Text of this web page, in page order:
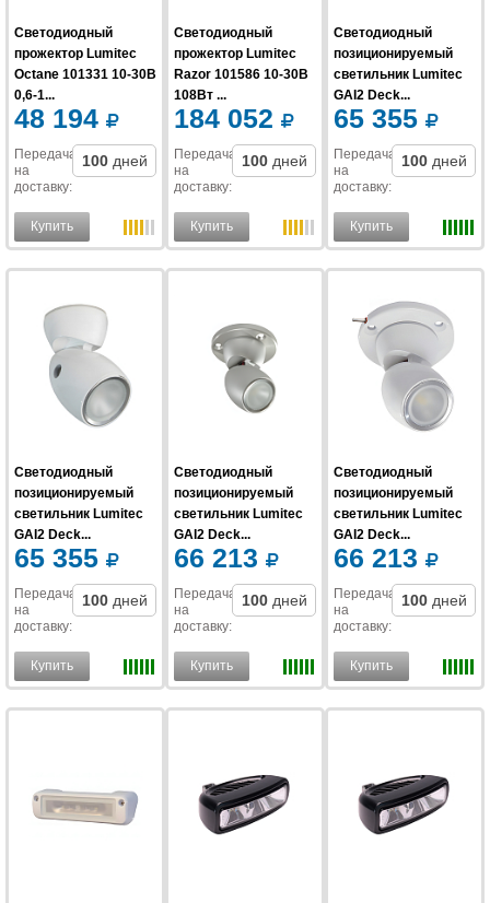
Cветодиодный
прожектор Lumitec
Octane 101331 10-30В
0,6-1...
48 194
Передача
на
доставку:
100 дней
Купить
Светодиодный
прожектор Lumitec
Razor 101586 10-30В
108Вт ...
184 052
Передача
на
доставку:
100 дней
Купить
Светодиодный
позиционируемый
светильник Lumitec
GAI2 Deck...
65 355
Передача
на
доставку:
100 дней
Купить
Светодиодный
позиционируемый
светильник Lumitec
GAI2 Deck...
65 355
Передача
на
доставку:
100 дней
Купить
Светодиодный
позиционируемый
светильник Lumitec
GAI2 Deck...
66 213
Передача
на
доставку:
100 дней
Купить
Светодиодный
позиционируемый
светильник Lumitec
GAI2 Deck...
66 213
Передача
на
доставку:
100 дней
Купить